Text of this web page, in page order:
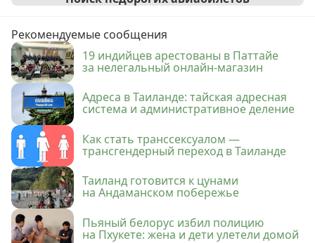
Рекомендуемые сообщения
19 индийцев арестованы в Паттайе
за нелегальный онлайн-магазин
Адреса в Таиланде: тайская адресная
система и административное деление
Как стать транссексуалом —
трансгендерный переход в Таиланде
Таиланд готовится к цунами
на Андаманском побережье
Пьяный белорус избил полицию
на Пхукете: жена и дети улетели домой